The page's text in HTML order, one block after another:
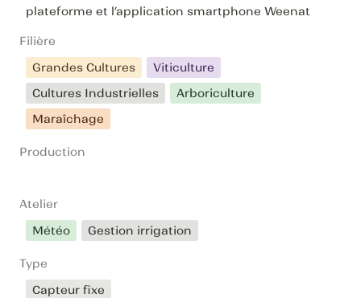
plateforme et l’application smartphone Weenat
Filière
Grandes Cultures
Viticulture
Cultures Industrielles
Arboriculture
Maraîchage
Production
Atelier
Météo
Gestion irrigation
Type
Capteur fixe